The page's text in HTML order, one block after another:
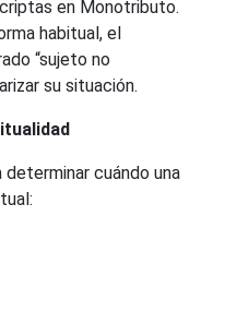
en Monotributo.
habitual, el
“sujeto no
su situación.
cuándo una